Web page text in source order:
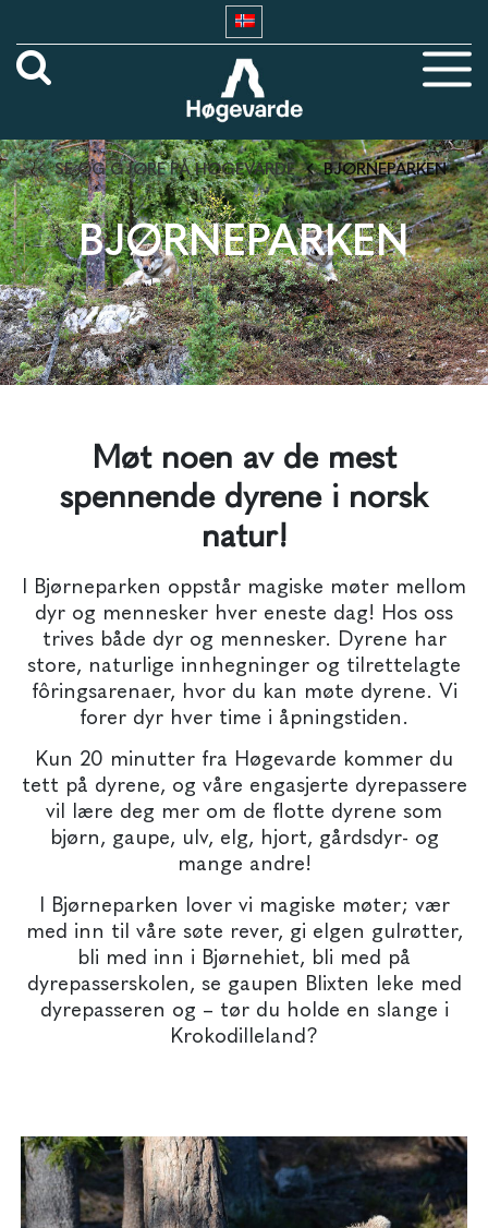
SE OG GJØRE PÅ HØGEVARDE BJØRNEPARKEN
BJØRNEPARKEN
Møt noen av de mest
spennende dyrene i norsk
natur!
I Bjørneparken oppstår magiske møter mellom
dyr og mennesker hver eneste dag! Hos oss
trives både dyr og mennesker. Dyrene har
store, naturlige innhegninger og tilrettelagte
fôringsarenaer, hvor du kan møte dyrene. Vi
forer dyr hver time i åpningstiden.
Kun 20 minutter fra Høgevarde kommer du
tett på dyrene, og våre engasjerte dyrepassere
vil lære deg mer om de flotte dyrene som
bjørn, gaupe, ulv, elg, hjort, gårdsdyr- og
mange andre!
I Bjørneparken lover vi magiske møter; vær
med inn til våre søte rever, gi elgen gulrøtter,
bli med inn i Bjørnehiet, bli med på
dyrepasserskolen, se gaupen Blixten leke med
dyrepasseren og – tør du holde en slange i
Krokodilleland?